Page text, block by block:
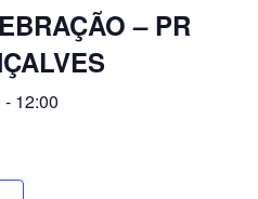
– PR
- 12:00